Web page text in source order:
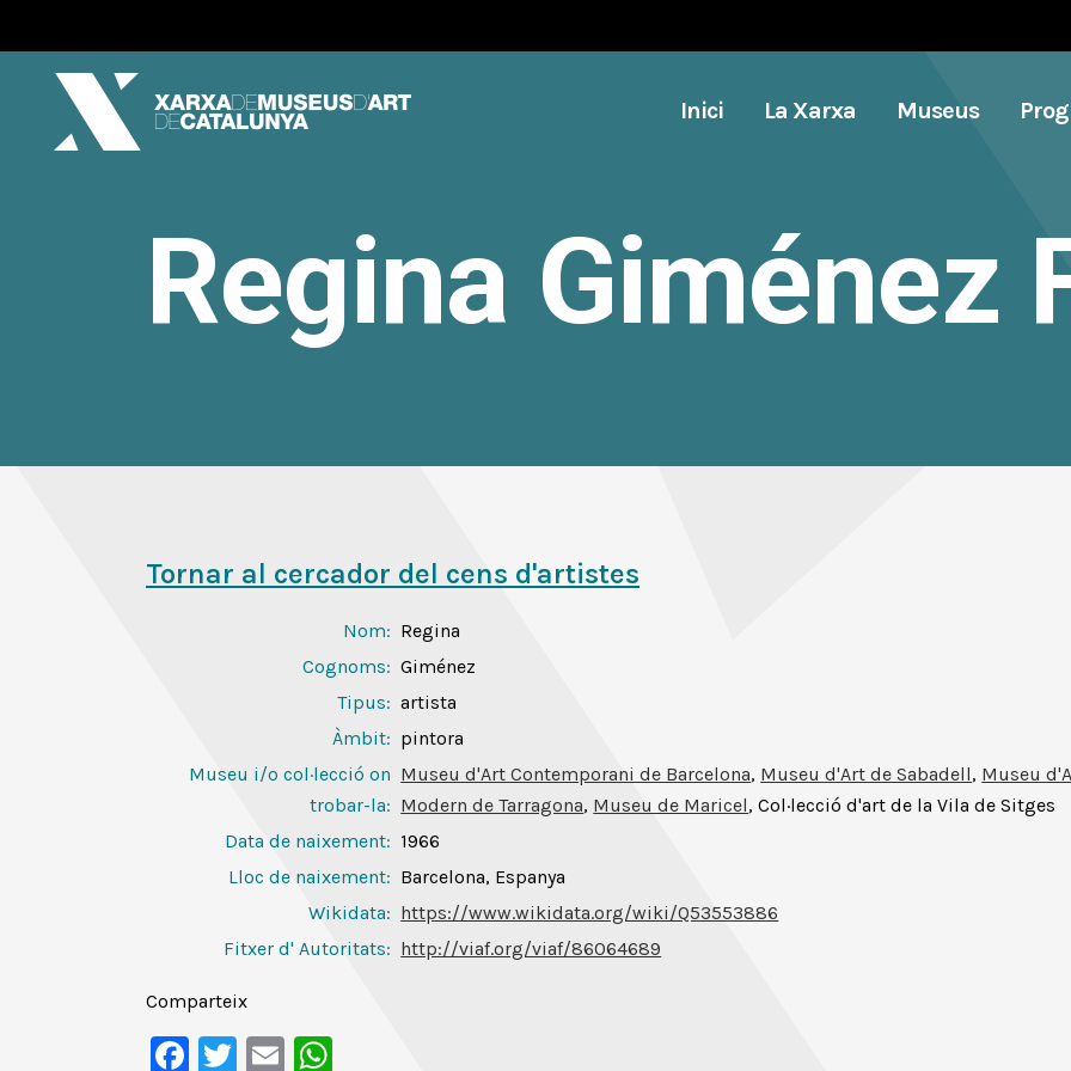
Inici La Xarxa Museus
Regina Giménez
Tornar al cercador del cens d'artistes
Nom: Regina
Cognoms: Giménez
Tipus: artista
Àmbit: pintora
Museu i/o col·lecció on
trobar-la:
Museu d'Art Contemporani de Barcelona, Museu d'Art de Sabadell, Museu
Modern de Tarragona, Museu de Maricel, Col·lecció d'art de la Vila de Sitges
Data de naixement: 1966
Lloc de naixement: Barcelona, Espanya
Wikidata: https://www.wikidata.org/wiki/Q53553886
Fitxer d' Autoritats: http://viaf.org/viaf/86064689
Comparteix
Facebook
Twitter
Email